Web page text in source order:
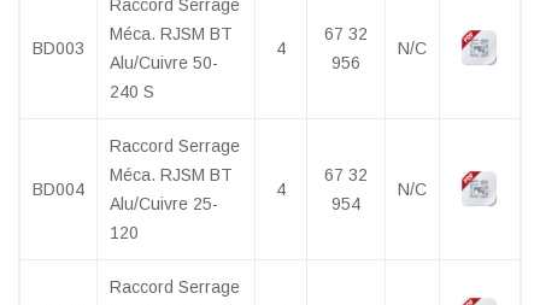
BD003
Raccord Serrage
Méca. RJSM BT
Alu/Cuivre 50-
240 S
4
67 32
956
N/C
BD004
Raccord Serrage
Méca. RJSM BT
Alu/Cuivre 25-
120
4
67 32
954
N/C
Raccord Serrage